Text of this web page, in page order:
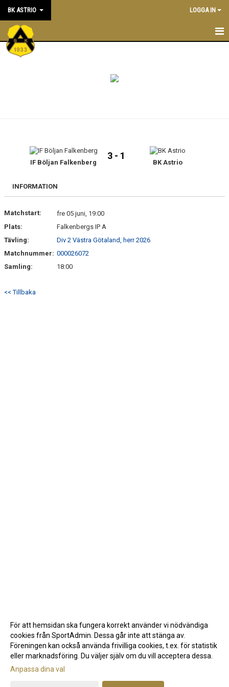
BK ASTRIO LOGGA IN
HEM
MATCHER
BLI MEDLEM
SÖNDRUMS IP
TRYGG I ASTRIO
ASTRIOSHOPEN
IF Böljan Falkenberg
3 - 1
BK Astrio
INFORMATION
Matchstart:
fre 05 juni, 19:00
Plats:
Falkenbergs IP A
Tävling:
Div 2 Västra Götaland, herr 2026
Matchnummer: 000026072
Samling:
18:00
<< Tillbaka
Gå till Webbversion
För att hemsidan ska fungera korrekt använder vi nödvändiga
cookies från SportAdmin. Dessa går inte att stänga av.
Föreningen kan också använda frivilliga cookies, t.ex. för statistik
eller marknadsföring. Du väljer själv om du vill acceptera dessa.
Anpassa dina val